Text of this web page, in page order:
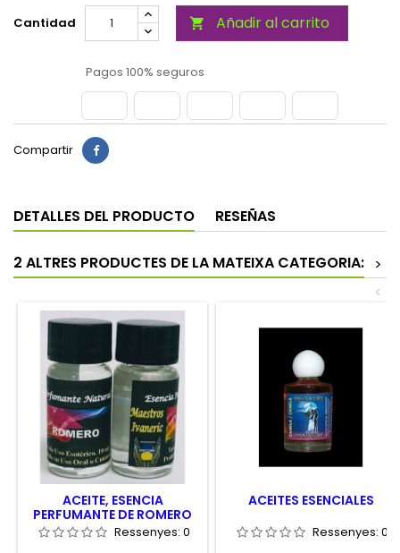
Cantidad  Añadir al carrito
Pagos 100% seguros
Compartir
DETALLES DEL PRODUCTO RESEÑAS
2 ALTRES PRODUCTES DE LA MATEIXA CATEGORIA: >
<
ACEITE, ESENCIA
PERFUMANTE DE ROMERO
Ressenyes: 0
ACEITES ESENCIALES
Ressenyes: 0